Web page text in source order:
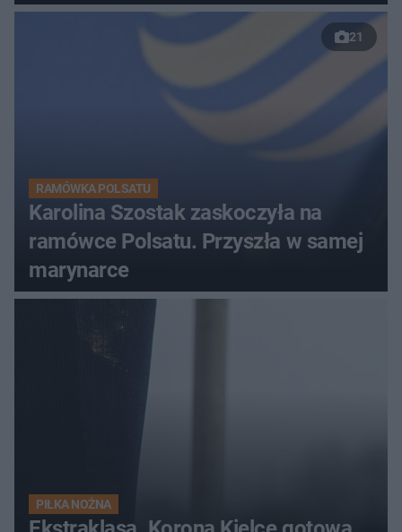
przed Karpaczem
21
RAMÓWKA POLSATU
Karolina Szostak zaskoczyła na
ramówce Polsatu. Przyszła w samej
marynarce
PIŁKA NOŻNA